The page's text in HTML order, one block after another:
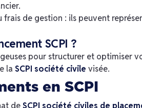
frais de gestion : ils peuvent
SCPI ?
pour structurer et optimiser
laSCPI société civile visée.
en SCPI
deSCPI société civiles de